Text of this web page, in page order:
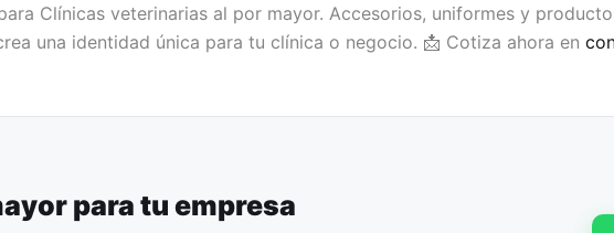
Clínicas veterinarias al por mayor. Accesorios, uniformes y
una identidad única para tu clínica o negocio. 📩 Cotiza ahora en
para tu empresa